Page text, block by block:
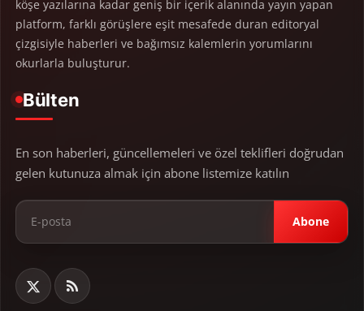
köşe yazılarına kadar geniş bir içerik alanında yayın yapan
platform, farklı görüşlere eşit mesafede duran editoryal
çizgisiyle haberleri ve bağımsız kalemlerin yorumlarını
okurlarla buluşturur.
Bülten
En son haberleri, güncellemeleri ve özel teklifleri doğrudan
gelen kutunuza almak için abone listemize katılın
Abone